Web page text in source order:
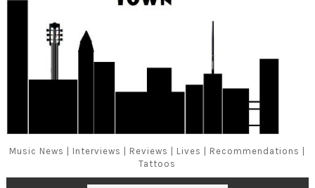
Music News | Interviews | Reviews | Lives | Recommendations |
Tattoos